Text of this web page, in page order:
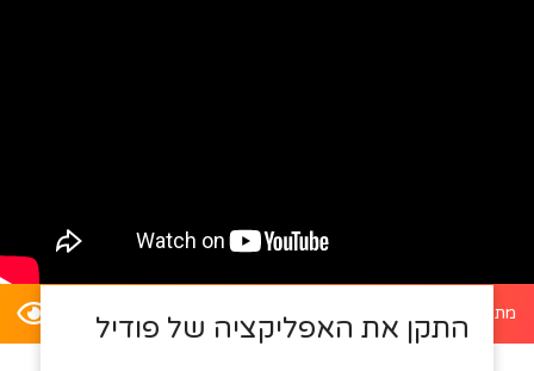
מתכון לדלעת ערמונים במילוי סלט קינואה - פודי
התקן את האפליקציה של פודיל